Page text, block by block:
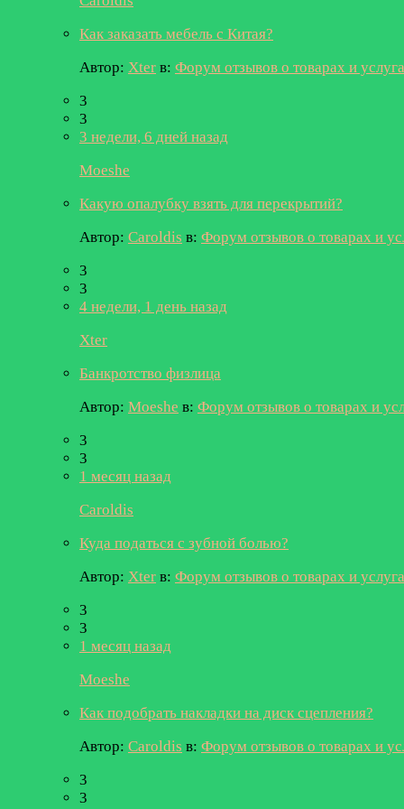
Как заказать мебель с Китая?
Автор: Xter в: Форум отзывов о товарах и
3
3
3 недели, 6 дней назад
Moeshe
Какую опалубку взять для перекрытий?
Автор: Caroldis в: Форум отзывов о товарах и
3
3
4 недели, 1 день назад
Xter
Банкротство физлица
Автор: Moeshe в: Форум отзывов о товарах и
3
3
1 месяц назад
Caroldis
Куда податься с зубной болью?
Автор: Xter в: Форум отзывов о товарах и
3
3
1 месяц назад
Moeshe
Как подобрать накладки на диск сцепления?
Автор: Caroldis в: Форум отзывов о товарах и
3
3